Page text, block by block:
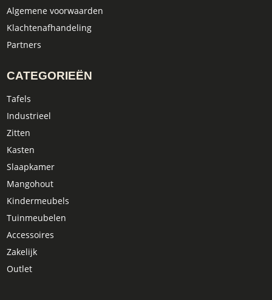
Algemene voorwaarden
Klachtenafhandeling
Partners
CATEGORIEËN
Tafels
Industrieel
Zitten
Kasten
Slaapkamer
Mangohout
Kindermeubels
Tuinmeubelen
Accessoires
Zakelijk
Outlet